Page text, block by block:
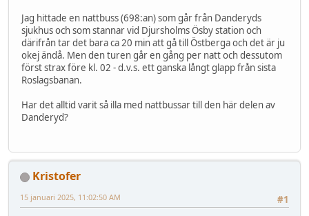
Jag hittade en nattbuss (698:an) som går från Danderyds
sjukhus och som stannar vid Djursholms Ösby station och
därifrån tar det bara ca 20 min att gå till Östberga och det är ju
okej ändå. Men den turen går en gång per natt och dessutom
först strax före kl. 02 - d.v.s. ett ganska långt glapp från sista
Roslagsbanan.
Har det alltid varit så illa med nattbussar till den här delen av
Danderyd?
Kristofer
#1
15 januari 2025, 11:02:50 AM